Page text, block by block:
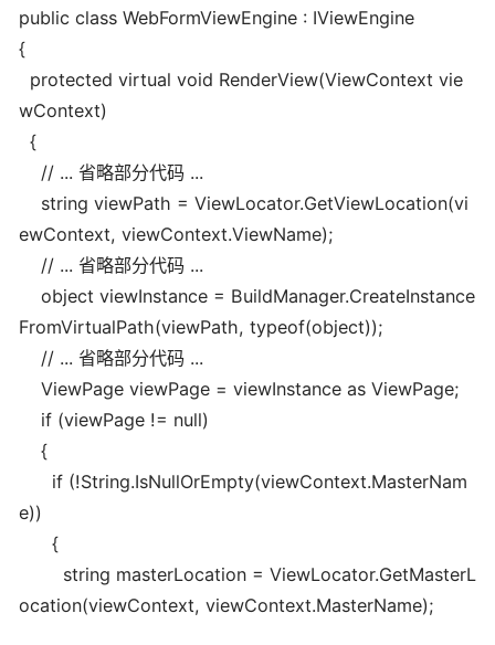
public class WebFormViewEngine : IViewEngine
{
protected virtual void RenderView(ViewContext vie
wContext)
{
// ... 省略部分代码 ...
string viewPath = ViewLocator.GetViewLocation(vi
ewContext, viewContext.ViewName);
// ... 省略部分代码 ...
object viewInstance = BuildManager.CreateInstance
FromVirtualPath(viewPath, typeof(object));
// ... 省略部分代码 ...
ViewPage viewPage = viewInstance as ViewPage;
if (viewPage != null)
{
if (!String.IsNullOrEmpty(viewContext.MasterNam
e))
{
string masterLocation = ViewLocator.GetMasterL
ocation(viewContext, viewContext.MasterName);